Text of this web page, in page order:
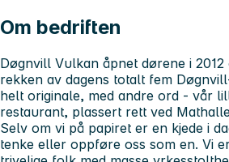
Om bedriften
Døgnvill Vulkan åpnet dørene i
rekken av dagens totalt fem
helt originale, med andre ord - vår
restaurant, plassert rett ved
Selv om vi på papiret er en kjede i
tenke eller oppføre oss som en. Vi